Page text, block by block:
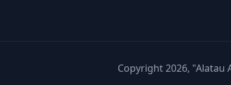
Copyright 2026, "Alatau